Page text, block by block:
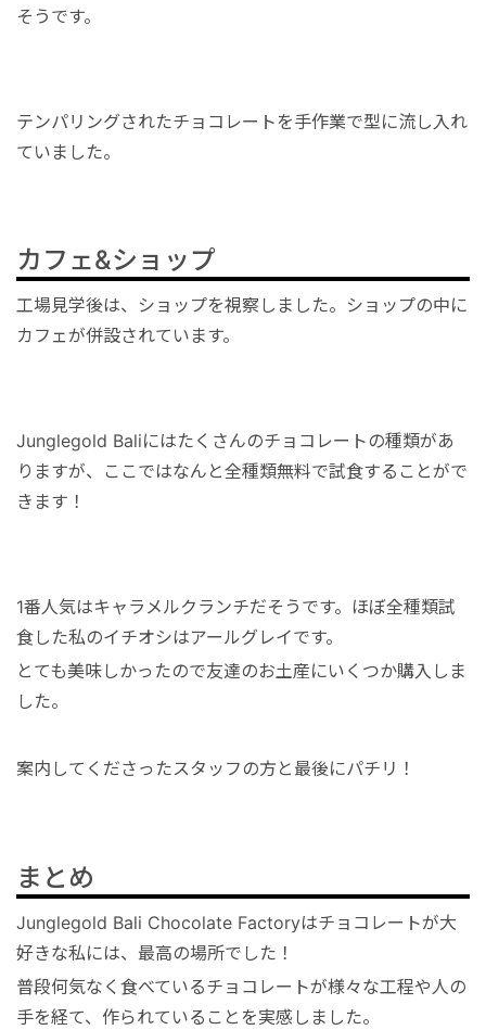
そうです。
テンパリングされたチョコレートを手作業で型に流し入れ
ていました。
カフェ&ショップ
工場見学後は、ショップを視察しました。ショップの中に
カフェが併設されています。
Junglegold Baliにはたくさんのチョコレートの種類があ
りますが、ここではなんと全種類無料で試食することがで
きます！
1番人気はキャラメルクランチだそうです。ほぼ全種類試
食した私のイチオシはアールグレイです。
とても美味しかったので友達のお土産にいくつか購入しま
した。
案内してくださったスタッフの方と最後にパチリ！
まとめ
Junglegold Bali Chocolate Factoryはチョコレートが大
好きな私には、最高の場所でした！
普段何気なく食べているチョコレートが様々な工程や人の
手を経て、作られていることを実感しました。